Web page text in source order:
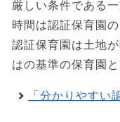
厳しい条件である
時間は認証保育園
認証保育園は土地
はの基準の保育園
「分かりやすい